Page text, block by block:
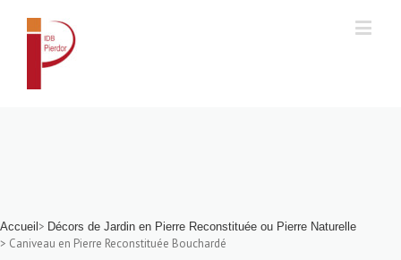
Accueil > Décors de Jardin en Pierre Reconstituée ou Pierre Naturelle
> Caniveau en Pierre Reconstituée Bouchardé